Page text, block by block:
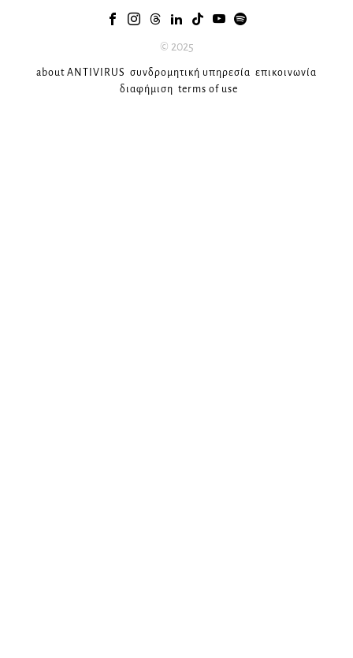
© 2025
about ANTIVIRUS συνδρομητική υπηρεσία επικοινωνία
διαφήμιση terms of use